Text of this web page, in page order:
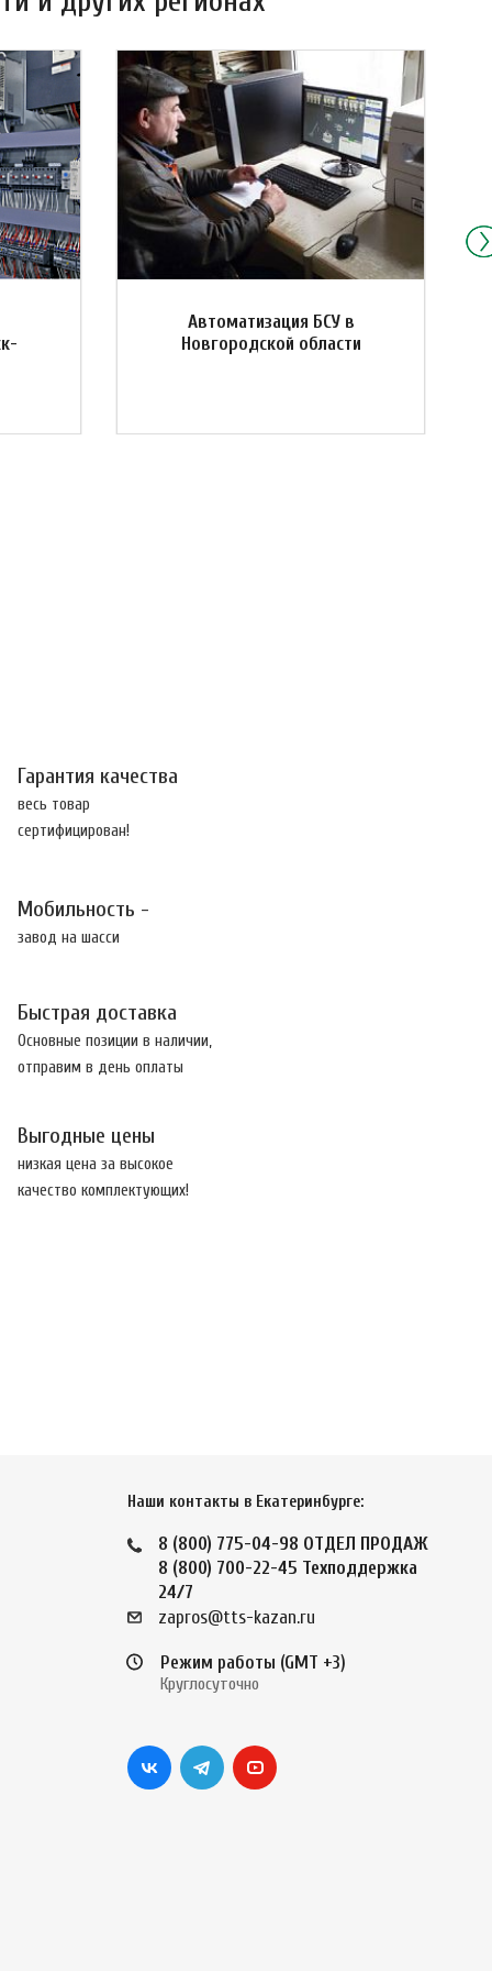
Автоматизация БСУ в
Новгородской области
Гарантия качества
весь товар
сертифицирован!
Мобильность -
завод на шасси
Быстрая доставка
Основные позиции в наличии,
отправим в день оплаты
Выгодные цены
низкая цена за высокое
качество комплектующих!
Наши контакты в Екатеринбурге:
8 (800) 775-04-98 ОТДЕЛ ПРОДАЖ
8 (800) 700-22-45 Техподдержка
24/7
zapros@tts-kazan.ru
Режим работы (GMT +3)
Круглосуточно